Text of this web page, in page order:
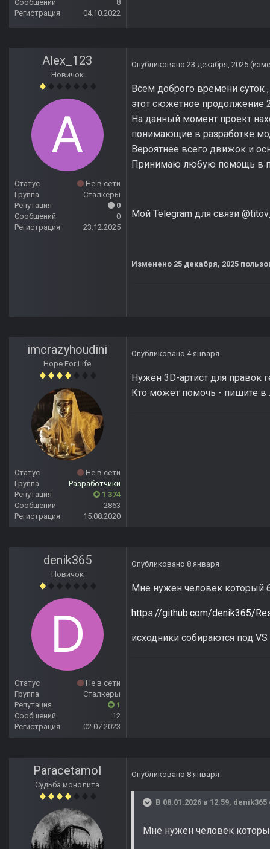
Сообщений
8
Регистрация
04.10.2022
Alex_123
Новичок
Статус
Не в сети
Группа
Сталкеры
Репутация
0
Сообщений
0
Регистрация
23.12.2025
Опубликовано 23 декабря, 2025
Всем доброго времени
этот сюжетное продолжение
На данный момент проект
понимающие в разработке
Вероятнее всего движок и
Принимаю любую помощь в
Мой Telegram для связи
Изменено 25 декабря, 2025
imcrazyhoudini
Hope For Life
Статус
Не в сети
Группа
Разработчики
Репутация
1 374
Сообщений
2863
Регистрация
15.08.2020
Опубликовано 4 января
Нужен 3D-артист для правок
Кто может помочь - пишите в
denik365
Новичок
Статус
Не в сети
Группа
Сталкеры
Репутация
1
Сообщений
12
Регистрация
02.07.2023
Опубликовано 8 января
Мне нужен человек который
https://github.com/denik365/
исходники собираются под VS
Paracetamol
Судьба монолита
Опубликовано 8 января
В 08.01.2026 в 12:59, denik365
Мне нужен человек